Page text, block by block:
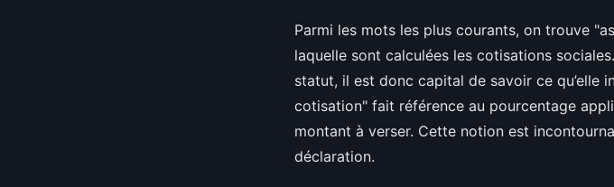
Parmi les mots les plus courants, on trouve
laquelle sont calculées les cotisations
statut, il est donc capital de savoir ce qu’elle
cotisation" fait référence au pourcentage
montant à verser. Cette notion est
déclaration.